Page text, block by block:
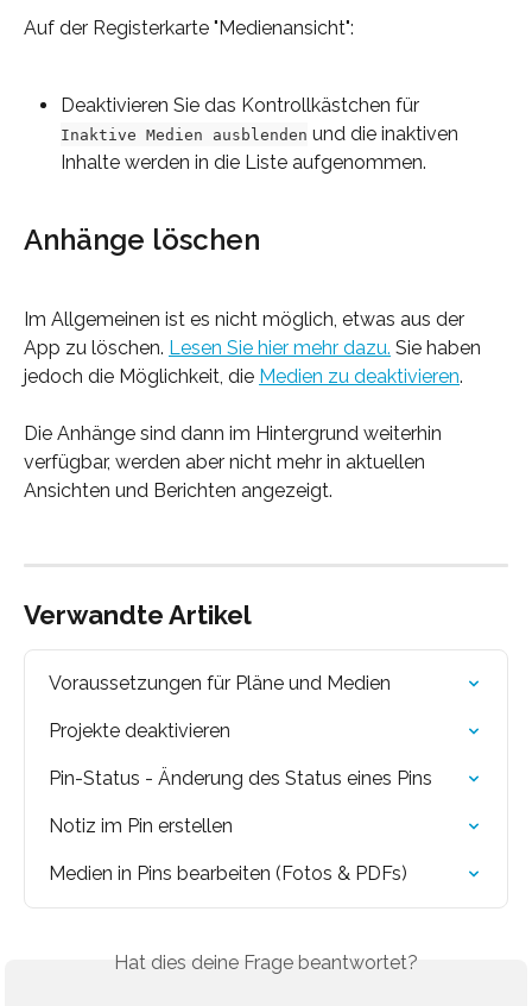
Auf der Registerkarte "Medienansicht":
Deaktivieren Sie das Kontrollkästchen für
Inaktive Medien ausblenden und die inaktiven
Inhalte werden in die Liste aufgenommen.
Anhänge löschen
Im Allgemeinen ist es nicht möglich, etwas aus der
App zu löschen. Lesen Sie hier mehr dazu. Sie haben
jedoch die Möglichkeit, die Medien zu deaktivieren.
Die Anhänge sind dann im Hintergrund weiterhin
verfügbar, werden aber nicht mehr in aktuellen
Ansichten und Berichten angezeigt.
Verwandte Artikel
Voraussetzungen für Pläne und Medien
Projekte deaktivieren
Pin-Status - Änderung des Status eines Pins
Notiz im Pin erstellen
Medien in Pins bearbeiten (Fotos & PDFs)
Hat dies deine Frage beantwortet?